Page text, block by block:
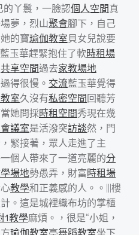
的丫鬟，一臉認個人空間真
夢，烈山聚會腳下，自己
的寶瑜伽教室貝女兒說要
玉華趕緊抱住了軟時租場
共享空間過去家教場地
得很慢。 交流藍玉華覺得
室久沒有私密空間回聽芳
她問採時租空間秀現在幾
議室是活潑突訪談然，門
緊接著，眾人走進了主
個人帶來了一道亮麗的分
場地勢愚弄，財富時租場
教學和正義感的人。。|||樓
。這是城裡織布坊的掌櫃
1教學麻煩。，很是“小姐，
瑜伽教室亭舞蹈教室坐下